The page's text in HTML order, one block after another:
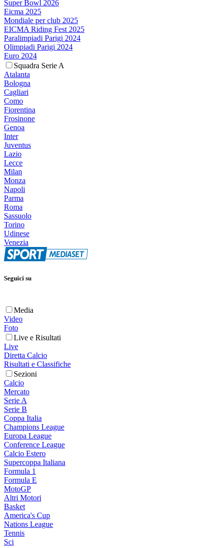
Super Bowl 2026
Eicma 2025
Mondiale per club 2025
EICMA Riding Fest 2025
Paralimpiadi Parigi 2024
Olimpiadi Parigi 2024
Euro 2024
Squadra Serie A
Atalanta
Bologna
Cagliari
Como
Fiorentina
Frosinone
Genoa
Inter
Juventus
Lazio
Lecce
Milan
Monza
Napoli
Parma
Roma
Sassuolo
Torino
Udinese
Venezia
Seguici su
Media
Video
Foto
Live e Risultati
Live
Diretta Calcio
Risultati e Classifiche
Sezioni
Calcio
Mercato
Serie A
Serie B
Coppa Italia
Champions League
Europa League
Conference League
Calcio Estero
Supercoppa Italiana
Formula 1
Formula E
MotoGP
Altri Motori
Basket
America's Cup
Nations League
Tennis
Sci